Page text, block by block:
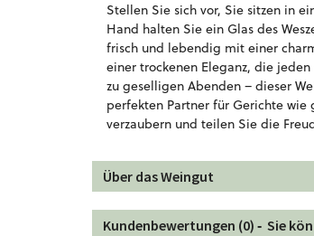
Stellen Sie sich vor, Sie sitzen in
Hand halten Sie ein Glas des
frisch und lebendig mit einer
einer trockenen Eleganz, die
zu geselligen Abenden – dieser
perfekten Partner für Gerichte wie
verzaubern und teilen Sie die
Über das Weingut
Kundenbewertungen (0) ‐ Sie